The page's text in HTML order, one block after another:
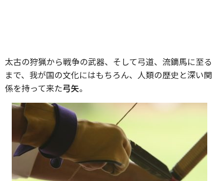
太古の狩猟から戦争の武器、そして弓道、流鏑馬に至る
まで、我が国の文化にはもちろん、人類の歴史と深い関
係を持って来た弓矢。